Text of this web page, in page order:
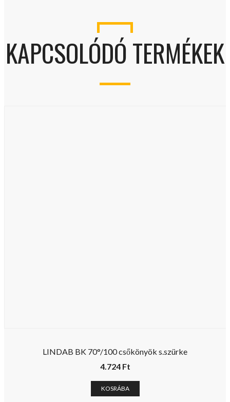
KAPCSOLÓDÓ TERMÉKEK
LINDAB BK 70°/100 csőkönyök s.szürke
4.724 Ft
KOSRÁBA